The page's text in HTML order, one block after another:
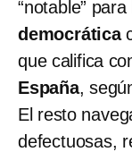
“notable”
democrática
que califica
España,
El resto
defectuosas,